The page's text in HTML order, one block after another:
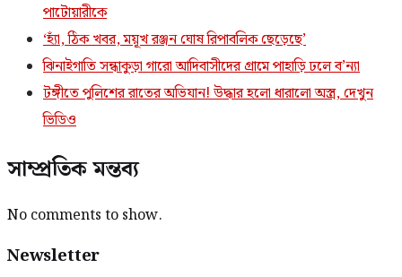
পাটোয়ারীকে
‘হ্যাঁ, ঠিক খবর, ময়ূখ রঞ্জন ঘোষ রিপাবলিক ছেড়েছে’
ঝিনাইগাতি সন্ধাকুড়া গারো আদিবাসীদের গ্রামে পাহাড়ি ঢলে ব’ন্যা
টঙ্গীতে পুলিশের রাতের অভিযান! উদ্ধার হলো ধারালো অস্ত্র, দেখুন
ভিডিও
সাম্প্রতিক মন্তব্য
No comments to show.
Newsletter